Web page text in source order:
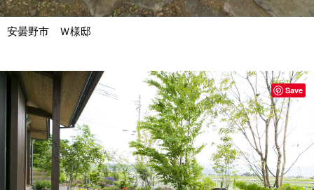
安曇野市 Ｗ様邸
Save